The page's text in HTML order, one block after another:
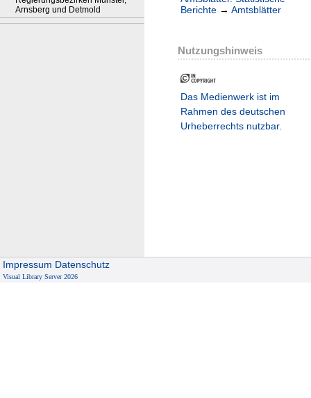
Arnsberg und Detmold
Berichte → Amtsblätter
Nutzungshinweis
Das Medienwerk ist im
Rahmen des deutschen
Urheberrechts nutzbar.
Impressum Datenschutz
Visual Library Server 2026